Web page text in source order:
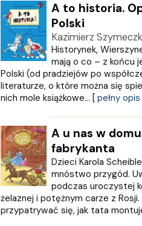
A to historia.
Polski
Kazimierz
Historynek,
mają o co – z końcu
Polski (od pradziejów po
literaturze, o które można się
nich mole książkowe... [ pełny opis
A u nas w
fabrykanta
Dzieci Karola
mnóstwo przygód.
podczas uroczystej
żelaznej i potężnym carze z Rosji.
przypatrywać się, jak tata